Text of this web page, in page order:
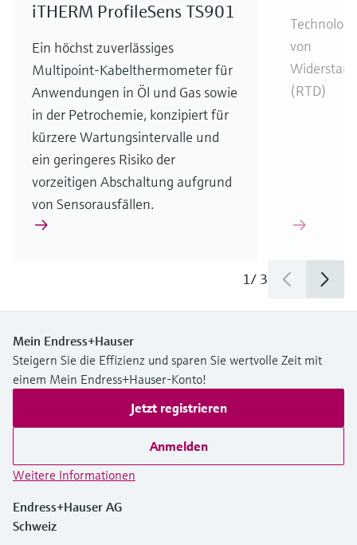
iTHERM ProfileSens TS901
Ein höchst zuverlässiges
Multipoint-Kabelthermometer für
Anwendungen in Öl und Gas sowie
in der Petrochemie, konzipiert für
kürzere Wartungsintervalle und
ein geringeres Risiko der
vorzeitigen Abschaltung aufgrund
von Sensorausfällen.
von
(RTD)
1/ 3
Mein Endress+Hauser
Steigern Sie die Effizienz und sparen Sie wertvolle Zeit mit
einem Mein Endress+Hauser-Konto!
Jetzt registrieren
Anmelden
Weitere Informationen
Endress+Hauser AG
Schweiz